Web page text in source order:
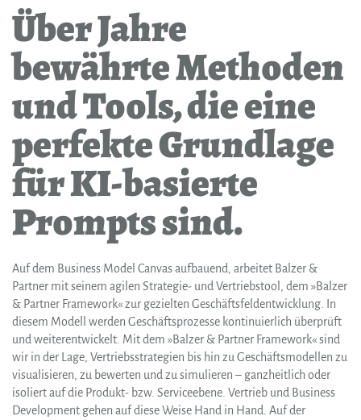
Über Jahre
bewährte Methoden
und Tools, die eine
perfekte Grundlage
für KI-basierte
Prompts sind.
Auf dem Business Model Canvas aufbauend, arbeitet Balzer &
Partner mit seinem agilen Strategie- und Vertriebstool, dem »Balzer
& Partner Framework« zur gezielten Geschäftsfeldentwicklung. In
diesem Modell werden Geschäftsprozesse kontinuierlich überprüft
und weiterentwickelt. Mit dem »Balzer & Partner Framework« sind
wir in der Lage, Vertriebsstrategien bis hin zu Geschäftsmodellen zu
visualisieren, zu bewerten und zu simulieren – ganzheitlich oder
isoliert auf die Produkt- bzw. Serviceebene. Vertrieb und Business
Development gehen auf diese Weise Hand in Hand. Auf der